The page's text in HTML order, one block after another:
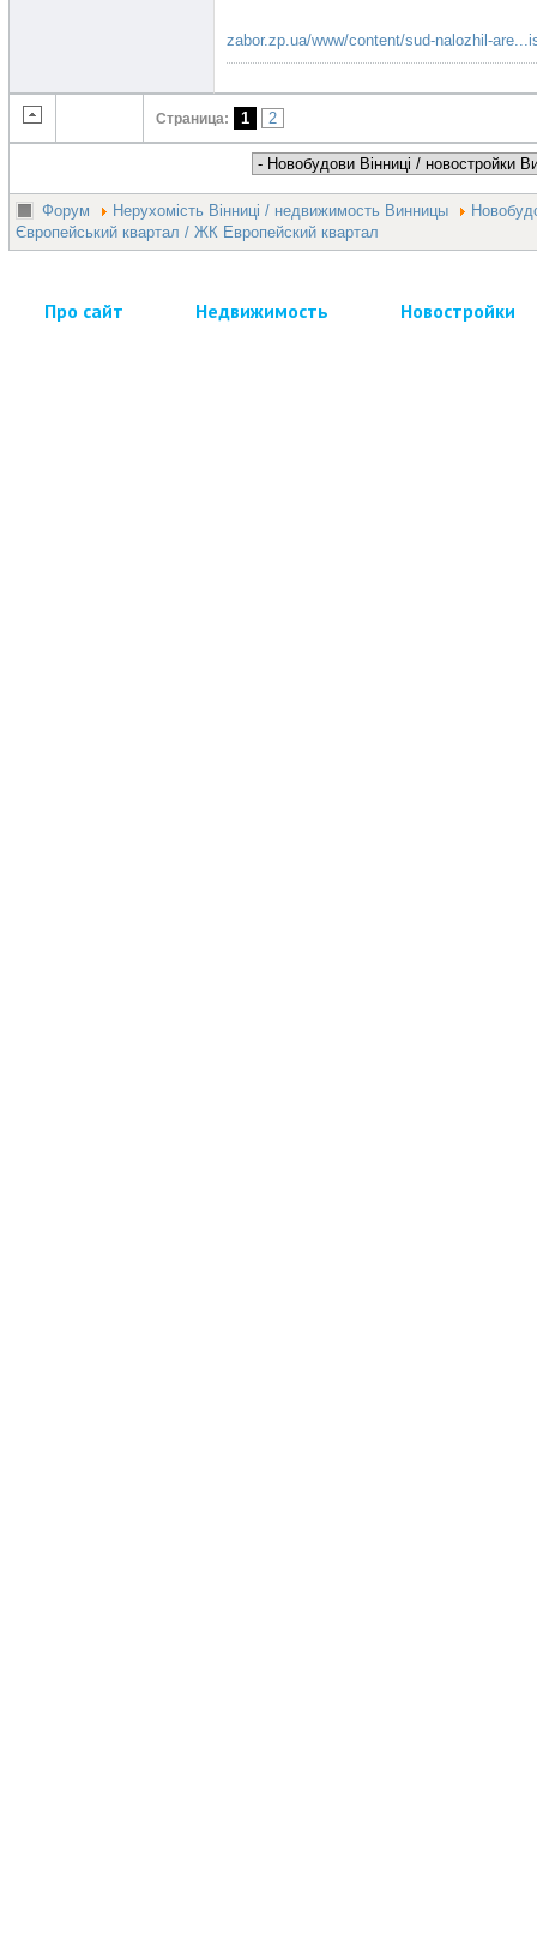
zabor.zp.ua/www/content/sud-nalozhil-
Страница: 1 2
Форум Нерухомість Вінниці / недвижимость Винницы
Європейський квартал / ЖК Европейский квартал
Про сайт Недвижимость Новостройки